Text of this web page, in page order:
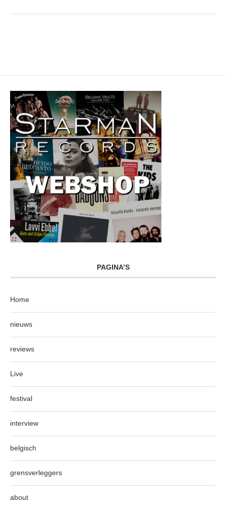
PAGINA’S
Home
nieuws
reviews
Live
festival
interview
belgisch
grensverleggers
about